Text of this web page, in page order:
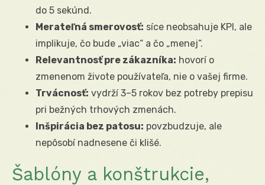
do 5 sekúnd.
Merateľná smerovosť: síce neobsahuje KPI, ale
implikuje, čo bude „viac“ a čo „menej“.
Relevantnosť pre zákazníka: hovorí o
zmenenom živote používateľa, nie o vašej firme.
Trvácnosť: vydrží 3–5 rokov bez potreby prepisu
pri bežných trhových zmenách.
Inšpirácia bez patosu: povzbudzuje, ale
nepôsobí nadnesene či klišé.
Šablóny a konštrukcie,